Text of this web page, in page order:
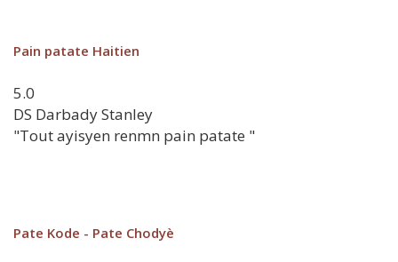
Pain patate Haitien
5.0
DS Darbady Stanley
"Tout ayisyen renmn pain patate "
Pate Kode - Pate Chodyè